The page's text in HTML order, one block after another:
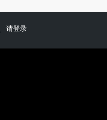
请登录